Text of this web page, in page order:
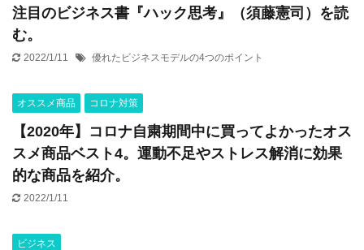
注目のビジネス書『ハック思考』（須藤憲司）を読
む。
2022/1/11 優れたビジネスモデルの4つのポイント
オススメ商品 コロナ対策
【2020年】コロナ自粛期間中に買ってよかったオス
スメ商品ベスト4。運動不足やストレス解消に効果
的な商品を紹介。
2022/1/11
ビジネス